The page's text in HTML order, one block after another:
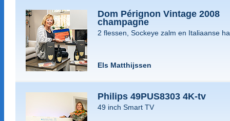
Dom Pérignon Vintage 2008
champagne
2 flessen, Sockeye zalm en Italiaanse
Els Matthijssen
Philips 49PUS8303 4K-tv
49 inch Smart TV